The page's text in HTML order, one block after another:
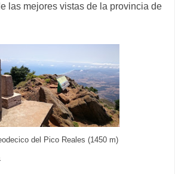
las mejores vistas de la provincia de
del Pico Reales (1450 m)